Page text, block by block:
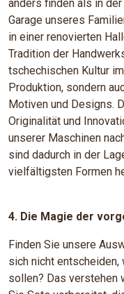
anders finden als in
Garage unseres
in einer renovierten
Tradition der
tschechischen Kultur
Produktion, sondern
Motiven und Designs.
Originalität und
unserer Maschinen
sind dadurch in der
vielfältigsten Formen
4. Die Magie der
Finden Sie unsere
sich nicht
sollen? Das verstehen